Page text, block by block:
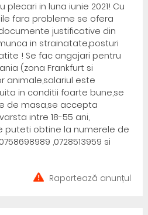
in luna iunie 2021! Cu
fara probleme se ofera
justificative din
in strainatate,posturi
! Se fac angajari pentru
(zona Frankfurt si
animale,salariul este
in conditii foarte bune,se
de masa,se accepta
intre 18-55 ani,
puteti obtine la numerele de
,0728513959 si
Raportează anunțul